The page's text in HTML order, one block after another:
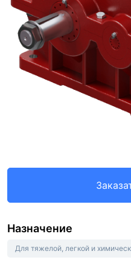
Назначение
Для тяжелой, легкой и